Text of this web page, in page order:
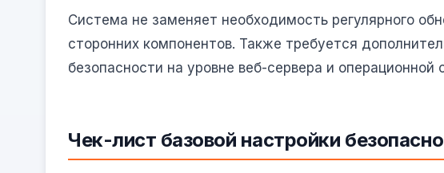
Система не заменяет необходимость регулярного
сторонних компонентов. Также требуется
безопасности на уровне веб-сервера и операционной
Чек-лист базовой настройки